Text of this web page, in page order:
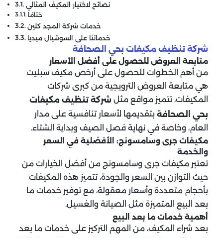
نصائح لاختيار المكيف المثالي
ختامًا
خدمات شركة المجد كلين
خدماتنا على السوشيال ميديا
شركة تنظيف مكيفات بحي الصحافة
متابعة العروض للحصول على أفضل الأسعار
من أهم الخطوات للحصول على أرخص مكيف سبليت
هي متابعة العروض الترويجية من كبرى شركات
المكيفات، تتميز مواقع مثل شركة تنظيف مكيفات
بحي الصحافة بتقديمها لأسعار تنافسية على مدار
العام، وخاصة في نهاية فصل الصيف وبداية الشتاء.
مكيفات جرى وسامسونج: الأفضلية في السعر
والخدمة
تعتبر مكيفات جرى وسامسونج من أفضل الخيارات من
حيث التوازن بين السعر والجودة، تتميز هذه المكيفات
بأحجام متعددة وأسعار معقولة، مع توفير خدمات ما
بعد البيع المتميزة مثل الصيانة والغسيل.
أهمية خدمات ما بعد البيع
بعد شراء المكيف، من المهم التركيز على خدمات ما بعد